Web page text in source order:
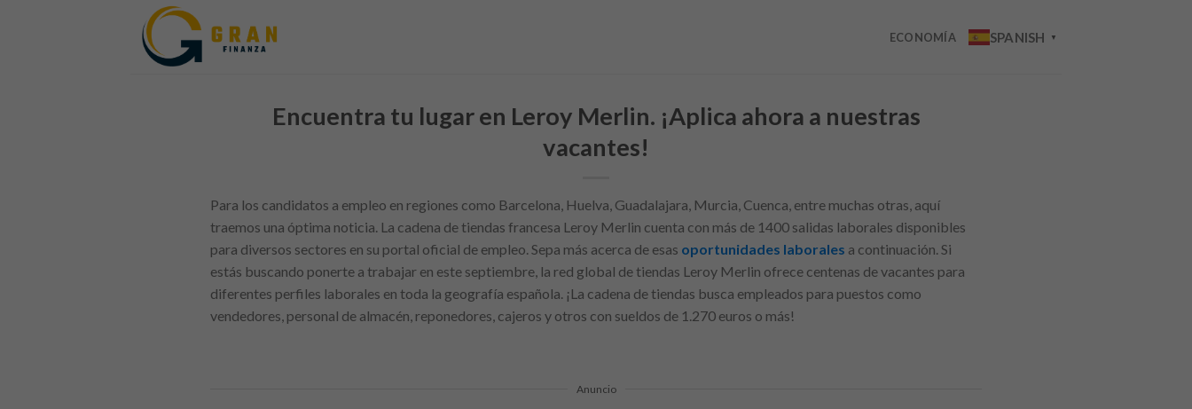
ECONOMÍA SPANISH ▼
Encuentra tu lugar en Leroy Merlin. ¡Aplica ahora a nuestras
vacantes!
Para los candidatos a empleo en regiones como Barcelona, Huelva, Guadalajara, Murcia, Cuenca, entre muchas otras, aquí
traemos una óptima noticia. La cadena de tiendas francesa Leroy Merlin cuenta con más de 1400 salidas laborales disponibles
para diversos sectores en su portal oficial de empleo. Sepa más acerca de esas oportunidades laborales a continuación. Si
estás buscando ponerte a trabajar en este septiembre, la red global de tiendas Leroy Merlin ofrece centenas de vacantes para
diferentes perfiles laborales en toda la geografía española. ¡La cadena de tiendas busca empleados para puestos como
vendedores, personal de almacén, reponedores, cajeros y otros con sueldos de 1.270 euros o más!
Anuncio